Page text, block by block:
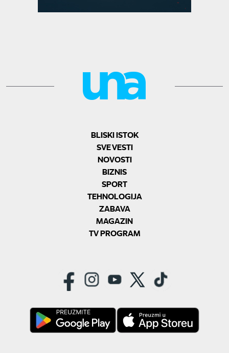
BLISKI ISTOK
SVE VESTI
NOVOSTI
BIZNIS
SPORT
TEHNOLOGIJA
ZABAVA
MAGAZIN
TV PROGRAM